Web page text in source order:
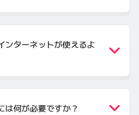
ンターネットが使えるよ
は何が必要ですか？